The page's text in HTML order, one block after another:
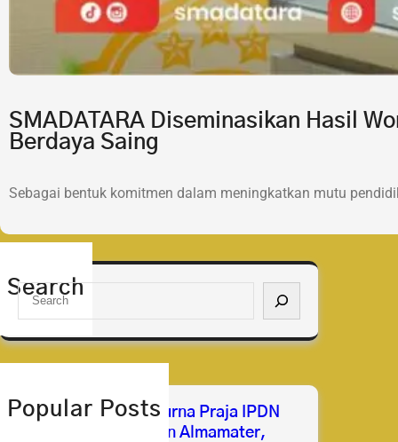
SMADATARA Diseminasikan Hasil
Berdaya Saing
Sebagai bentuk komitmen dalam meningkatkan mutu
Search
S
a
h
Popular Posts
Selamat & Sukses Purna Praja IPDN
2026 Membanggakan Almamater,